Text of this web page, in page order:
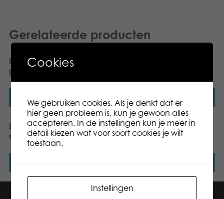
Gerelateerde producten
Lumo Stars Fox Repo mini
plush
Lees verder Lees verder
Lumo Stars Bunny Pupu
mini plush
Lees verder
Lumo Stars Cat Peach
mini plush
Lees verder
Cookies
We gebruiken cookies. Als je denkt dat er
hier geen probleem is, kun je gewoon alles
accepteren. In de instellingen kun je meer in
detail kiezen wat voor soort cookies je wilt
toestaan.
Instellingen